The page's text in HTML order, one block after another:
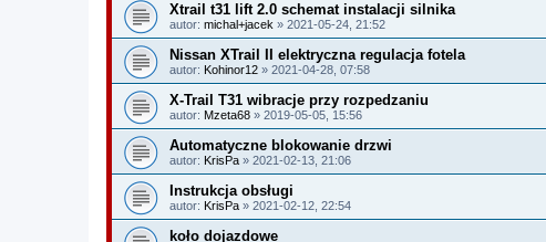
Xtrail t31 lift 2.0 schemat instalacji silnika
autor: michal+jacek » 2021-05-24, 21:52
Nissan XTrail II elektryczna regulacja fotela
autor: Kohinor12 » 2021-04-28, 07:58
X-Trail T31 wibracje przy rozpedzaniu
autor: Mzeta68 » 2019-05-05, 15:56
Automatyczne blokowanie drzwi
autor: KrisPa » 2021-02-13, 21:06
Instrukcja obsługi
autor: KrisPa » 2021-02-12, 22:54
koło dojazdowe